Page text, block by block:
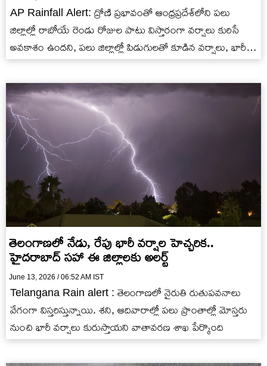
AP Rainfall Alert: ద్రోణి ప్రభావంతో ఆంధ్రప్రదేశ్‌లోని పలు
జిల్లాల్లో రాబోయే రెండు రోజుల పాటు విస్తారంగా వర్షాలు కురిసే
అవకాశం ఉందని, పలు జిల్లాల్లో పిడుగులతో కూడిన వర్షాలు, భారీ
ఈదురుగాలులు వీచే అవకాశం ఉందని ఏపీ విపత్తుల నిర్వహణ సంస్థ
పేర్కొంది.
తెలంగాణలో నేడు, రేపు భారీ వర్షాల హెచ్చరిక..
హైదరాబాద్ సహా ఈ జిల్లాలకు అలర్ట్
June 13, 2026 / 06:52 AM IST
Telangana Rain alert : తెలంగాణలో నైరుతి రుతుపవనాలు
వేగంగా విస్తరిస్తున్నాయి. శని, ఆదివారాల్లో పలు ప్రాంతాల్లో మోస్తరు
నుంచి భారీ వర్షాలు కురుస్తాయని వాతావరణ శాఖ పేర్కొంది